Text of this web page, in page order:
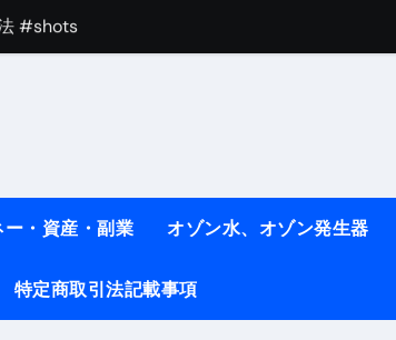
#shots
最後のダイエット、食事はこれからやりました
考え方と実践方法を解説します【健康】
動なしで2ヶ月で10kg減量した、私の痩せる9
・記憶・名言・人生哲学から読み解く生き方
ー・資産・副業 オゾン水、オゾン発生器
特定商取引法記載事項